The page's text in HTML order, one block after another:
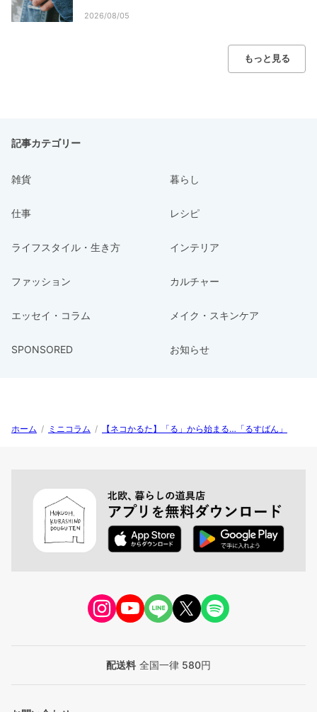
2026/08/05
もっと見る
記事カテゴリー
雑貨 暮らし
仕事 レシピ
ライフスタイル・生き方 インテリア
ファッション カルチャー
エッセイ・コラム メイク・スキンケア
SPONSORED お知らせ
ホーム / ミニコラム / 【ネコかるた】「る」から始まる…「るすばん」
配送料 全国一律 580円